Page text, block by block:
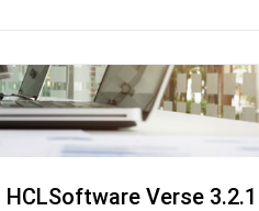
Verse 3.2.1